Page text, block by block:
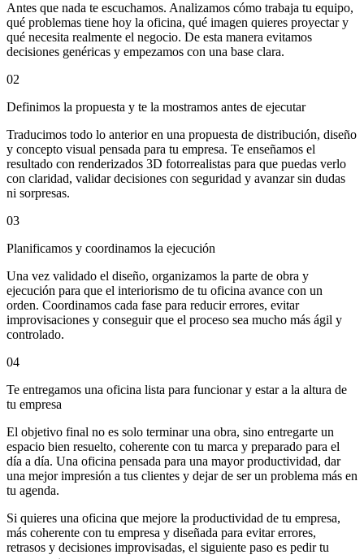
Antes que nada te escuchamos. Analizamos cómo trabaja tu equipo,
qué problemas tiene hoy la oficina, qué imagen quieres proyectar y
qué necesita realmente el negocio. De esta manera evitamos
decisiones genéricas y empezamos con una base clara.
02
Definimos la propuesta y te la mostramos antes de ejecutar
Traducimos todo lo anterior en una propuesta de distribución, diseño
y concepto visual pensada para tu empresa. Te enseñamos el
resultado con renderizados 3D fotorrealistas para que puedas verlo
con claridad, validar decisiones con seguridad y avanzar sin dudas
ni sorpresas.
03
Planificamos y coordinamos la ejecución
Una vez validado el diseño, organizamos la parte de obra y
ejecución para que el interiorismo de tu oficina avance con un
orden. Coordinamos cada fase para reducir errores, evitar
improvisaciones y conseguir que el proceso sea mucho más ágil y
controlado.
04
Te entregamos una oficina lista para funcionar y estar a la altura de
tu empresa
El objetivo final no es solo terminar una obra, sino entregarte un
espacio bien resuelto, coherente con tu marca y preparado para el
día a día. Una oficina pensada para una mayor productividad, dar
una mejor impresión a tus clientes y dejar de ser un problema más en
tu agenda.
Si quieres una oficina que mejore la productividad de tu empresa,
más coherente con tu empresa y diseñada para evitar errores,
retrasos y decisiones improvisadas, el siguiente paso es pedir tu